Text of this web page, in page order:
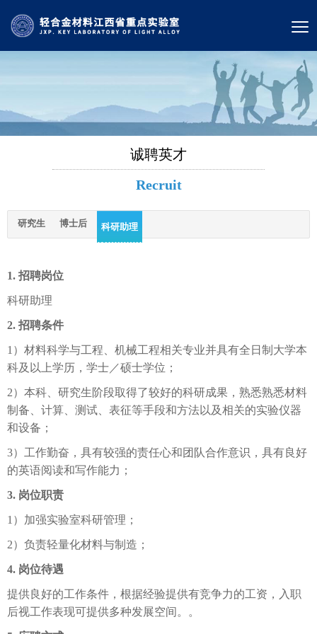
诚聘英才
Recruit
研究生 博士后 科研助理
1. 招聘岗位
科研助理
2. 招聘条件
1）材料科学与工程、机械工程相关专业并具有全日制大学本
科及以上学历，学士／硕士学位；
2）本科、研究生阶段取得了较好的科研成果，熟悉熟悉材料
制备、计算、测试、表征等手段和方法以及相关的实验仪器
和设备；
3）工作勤奋，具有较强的责任心和团队合作意识，具有良好
的英语阅读和写作能力；
3. 岗位职责
1）加强实验室科研管理；
2）负责轻量化材料与制造；
4. 岗位待遇
提供良好的工作条件，根据经验提供有竞争力的工资，入职
后视工作表现可提供多种发展空间。。